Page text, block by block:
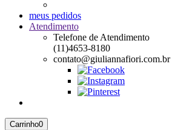
meus pedidos
Atendimento
Telefone de Atendimento
(11)4653-8180
contato@giuliannafiori.com.br
Carrinho0